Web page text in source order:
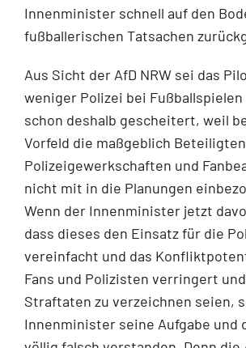
Innenminister schnell auf den
fußballerischen Tatsachen
Aus Sicht der AfD NRW sei das
weniger Polizei bei
schon deshalb gescheitert, weil
Vorfeld die maßgeblich
Polizeigewerkschaften und
nicht mit in die Planungen
Wenn der Innenminister jetzt
dass dieses den Einsatz für die
vereinfacht und das
Fans und Polizisten verringert
Straftaten zu verzeichnen seien,
Innenminister seine Aufgabe und